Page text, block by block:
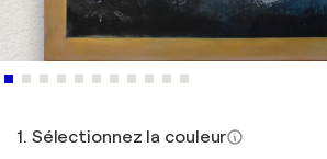
1. Sélectionnez la couleur